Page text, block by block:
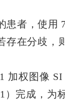
者，使用
存在分歧，
加权图像
）完成，